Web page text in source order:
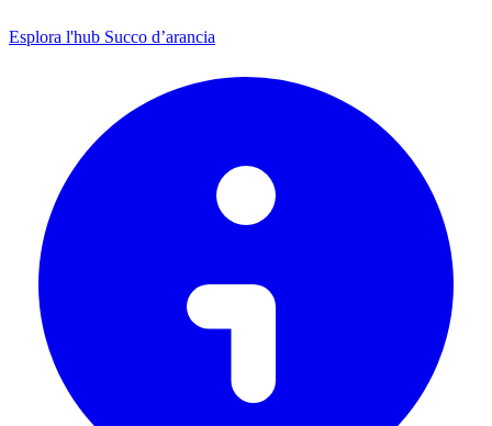
Esplora l'hub Succo d’arancia